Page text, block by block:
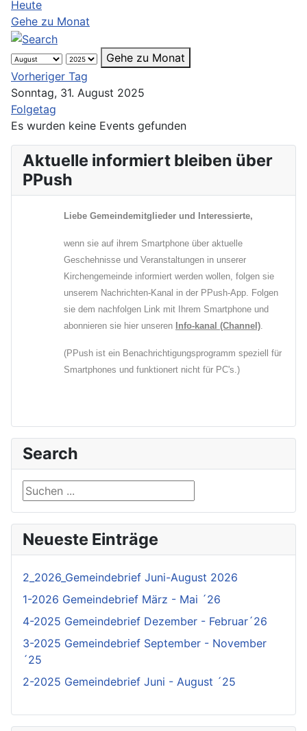
Heute
Gehe zu Monat
Gehe zu Monat
Vorheriger Tag
Sonntag, 31. August 2025
Folgetag
Es wurden keine Events gefunden
Aktuelle informiert bleiben über
PPush
Liebe Gemeindemitglieder und Interessierte,
wenn sie auf ihrem Smartphone über aktuelle
Geschehnisse und Veranstaltungen in unserer
Kirchengemeinde informiert werden wollen, folgen sie
unserem Nachrichten-Kanal in der PPush-App. Folgen
sie dem nachfolgen Link mit Ihrem Smartphone und
abonnieren sie hier unseren Info-kanal (Channel).
(PPush ist ein Benachrichtigungsprogramm speziell für
Smartphones und funktionert nicht für PC's.)
Search
Suchen ...
Neueste Einträge
2_2026_Gemeindebrief Juni-August 2026
1-2026 Gemeindebrief März - Mai ´26
4-2025 Gemeindebrief Dezember - Februar´26
3-2025 Gemeindebrief September - November
´25
2-2025 Gemeindebrief Juni - August ´25